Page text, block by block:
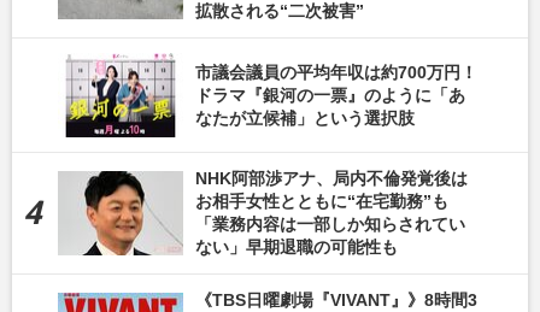
拡散される“二次被害”
市議会議員の平均年収は約700万円！
ドラマ『銀河の一票』のように「あ
なたが立候補」という選択肢
NHK阿部渉アナ、局内不倫発覚後は
お相手女性とともに“在宅勤務”も
「業務内容は一部しか知らされてい
ない」早期退職の可能性も
《TBS日曜劇場『VIVANT』》8時間3